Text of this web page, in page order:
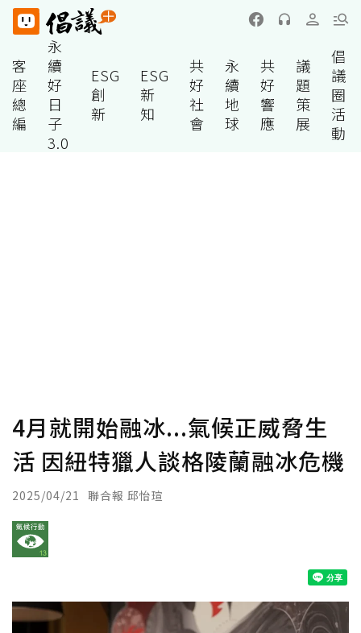
客
座
總
編
永
續
好
日
子
3.0
ESG
創
新
ESG
新
知
共
好
社
會
永
續
地
球
共
好
響
應
議
題
策
展
倡
議
圈
活
動
4月就開始融冰...氣候正威脅生
活 因紐特獵人談格陵蘭融冰危機
2025/04/21 聯合報 邱怡瑄